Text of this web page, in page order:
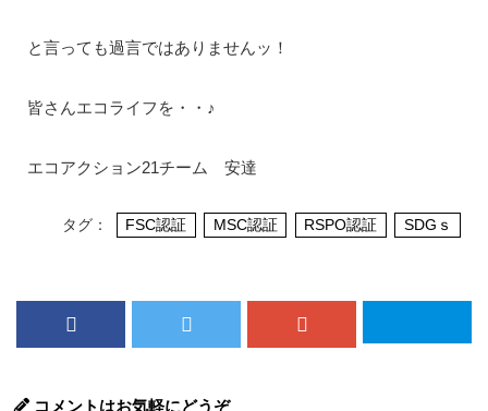
と言っても過言ではありませんッ！
皆さんエコライフを・・♪
エコアクション21チーム 安達
タグ： FSC認証 MSC認証 RSPO認証 SDGｓ
コメントはお気軽にどうぞ